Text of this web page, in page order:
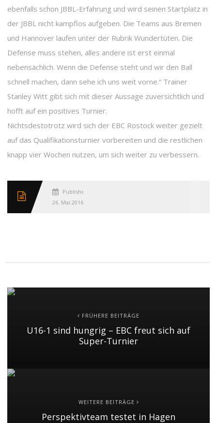
ebenfalls schon JBBL-Erfahrung und wird seinen Startplatz in
der JBBL nicht kampflos aufgeben. Die Teams aus Bremen
und Hannover laufen unter der Rubrik Wundertüten. Die
Defense muss stehen, alles andere ist erst einmal
nebensächlich. Wenn die Defense steht und wir den Ball
schnell machen, dann sehe ich uns weit vorne.“ Trainer
Stanley Witt gibt sich mit dieser Aussage zuversichtlich und
hofft auf ein positives Turnier.
Nichtsdestotrotz wird sich der EBC Rostock weiter gezielt
auf das Qualifikationsturnier vorbereiten und die restlichen
knapp vier Wochen nutzen, um sich weiter zu verbessern.
Published
26. Mai 2016
FRÜHERE BEITRÄGE
U16-1 sind hungrig – EBC freut sich auf
Super-Turnier
WEITERE BEITRÄGE
Perspektivteam testet in Hagen